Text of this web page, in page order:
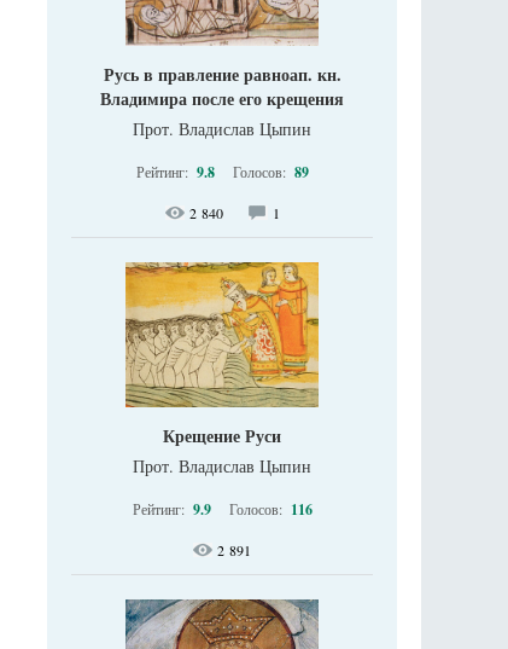
Русь в правление равноап. кн.
Владимира после его крещения
Прот. Владислав Цыпин
Рейтинг: 9.8 Голосов: 89
2 840 1
Крещение Руси
Прот. Владислав Цыпин
Рейтинг: 9.9 Голосов: 116
2 891